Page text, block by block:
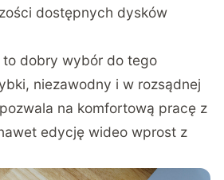
dostępnych dysków
to dobry wybór do tego
niezawodny i w rozsądnej
na komfortową pracę z
edycję wideo wprost z